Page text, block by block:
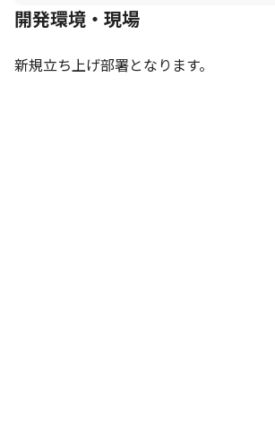
開発環境・現場
新規立ち上げ部署となります。